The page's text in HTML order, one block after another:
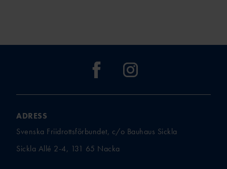
COMPANY
UTMÄRKELSER &
STIPENDIER
LEDARUTMÄRKELS
ADRESS
Svenska Friidrottsförbundet, c/o Bauhaus Sickla
Sickla Allé 2-4, 131 65 Nacka